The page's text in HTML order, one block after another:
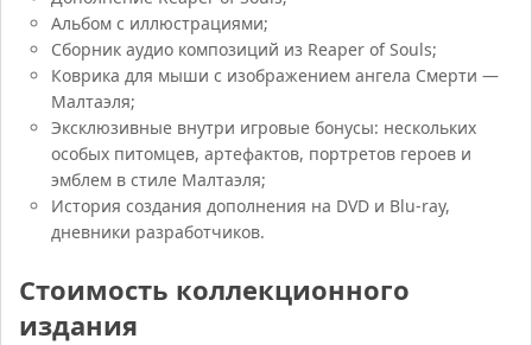
Альбом с иллюстрациями;
Сборник аудио композиций из Reaper of Souls;
Коврика для мыши с изображением ангела Смерти —
Малтаэля;
Эксклюзивные внутри игровые бонусы: нескольких
особых питомцев, артефактов, портретов героев и
эмблем в стиле Малтаэля;
История создания дополнения на DVD и Blu-ray,
дневники разработчиков.
Стоимость коллекционного
издания